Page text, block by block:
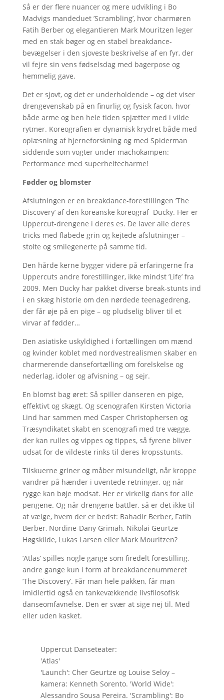
Så er der flere nuancer og mere udvikling i Bo
Madvigs mandeduet ’Scrambling’, hvor charmøren
Fatih Berber og elegantieren Mark Mouritzen leger
med en stak bøger og en stabel breakdance-
bevægelser i den sjoveste beskrivelse af en fyr, der
vil fejre sin vens fødselsdag med bagerpose og
hemmelig gave.
Det er sjovt, og det er underholdende – og det viser
drengevenskab på en finurlig og fysisk facon, hvor
både arme og ben hele tiden spjætter med i vilde
rytmer. Koreografien er dynamisk krydret både med
oplæsning af hjerneforskning og med Spiderman
siddende som vogter under machokampen:
Performance med superheltecharme!
Fødder og blomster
Afslutningen er en breakdance-forestillingen ’The
Discovery’ af den koreanske koreograf Ducky. Her er
Uppercut-drengene i deres es. De laver alle deres
tricks med flabede grin og kejtede afslutninger –
stolte og smilegenerte på samme tid.
Den hårde kerne bygger videre på erfaringerne fra
Uppercuts andre forestillinger, ikke mindst ’Life’ fra
2009. Men Ducky har pakket diverse break-stunts ind
i en skæg historie om den nørdede teenagedreng,
der får øje på en pige – og pludselig bliver til et
virvar af fødder…
Den asiatiske uskyldighed i fortællingen om mænd
og kvinder koblet med nordvestrealismen skaber en
charmerende dansefortælling om forelskelse og
nederlag, idoler og afvisning – og sejr.
En blomst bag øret: Så spiller danseren en pige,
effektivt og skægt. Og scenografen Kirsten Victoria
Lind har sammen med Casper Christophersen og
Træsyndikatet skabt en scenografi med tre vægge,
der kan rulles og vippes og tippes, så fyrene bliver
udsat for de vildeste rinks til deres kropsstunts.
Tilskuerne griner og måber misundeligt, når kroppe
vandrer på hænder i uventede retninger, og når
rygge kan bøje modsat. Her er virkelig dans for alle
pengene. Og når drengene battler, så er det ikke til
at vælge, hvem der er bedst: Bahadir Berber, Fatih
Berber, Nordine-Dany Grimah, Nikolai Geurtze
Høgskilde, Lukas Larsen eller Mark Mouritzen?
’Atlas’ spilles nogle gange som firedelt forestilling,
andre gange kun i form af breakdancenummeret
’The Discovery’. Får man hele pakken, får man
imidlertid også en tankevækkende livsfilosofisk
danseomfavnelse. Den er svær at sige nej til. Med
eller uden kasket.
Uppercut Danseteater:
'Atlas'
'Launch': Cher Geurtze og Louise Seloy –
kamera: Kenneth Sorento. 'World Wide':
Alessandro Sousa Pereira. 'Scrambling': Bo